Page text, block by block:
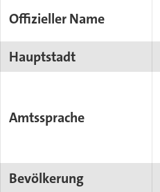
Offizieller Name
Hauptstadt
Amtssprache
Bevölkerung